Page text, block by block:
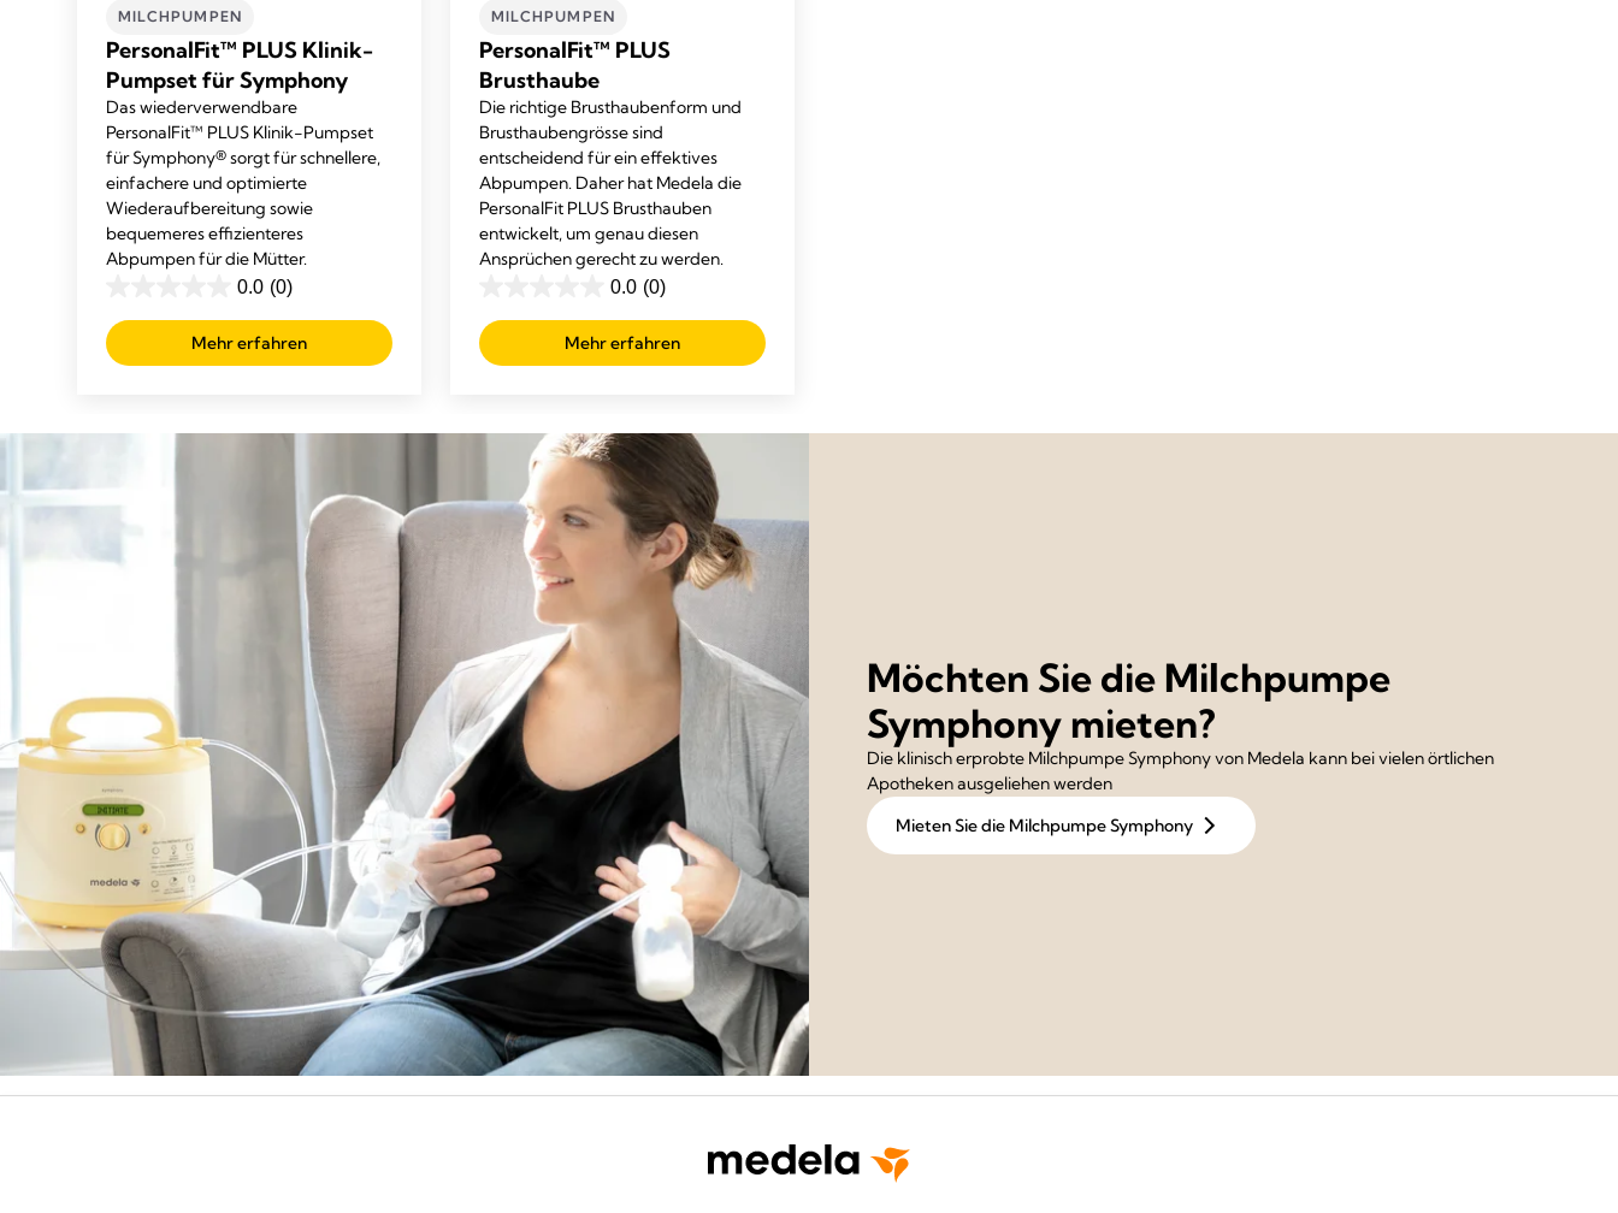
MILCHPUMPEN
PersonalFit™ PLUS Klinik-
Pumpset für Symphony
Das wiederverwendbare
PersonalFit™ PLUS Klinik-Pumpset
für Symphony® sorgt für schnellere,
einfachere und optimierte
Wiederaufbereitung sowie
bequemeres effizienteres
Abpumpen für die Mütter.
0.0 (0)
von
5
Mehr erfahren
MILCHPUMPEN
PersonalFit™ PLUS
Brusthaube
Die richtige Brusthaubenform und
Brusthaubengrösse sind
entscheidend für ein effektives
Abpumpen. Daher hat Medela die
PersonalFit PLUS Brusthauben
entwickelt, um genau diesen
Ansprüchen gerecht zu werden.
0.0 (0)
von
5
Mehr erfahren
Möchten Sie die Milchpumpe
Symphony mieten?
Die klinisch erprobte Milchpumpe Symphony von Medela kann bei vielen örtlichen
Apotheken ausgeliehen werden
Mieten Sie die Milchpumpe Symphony